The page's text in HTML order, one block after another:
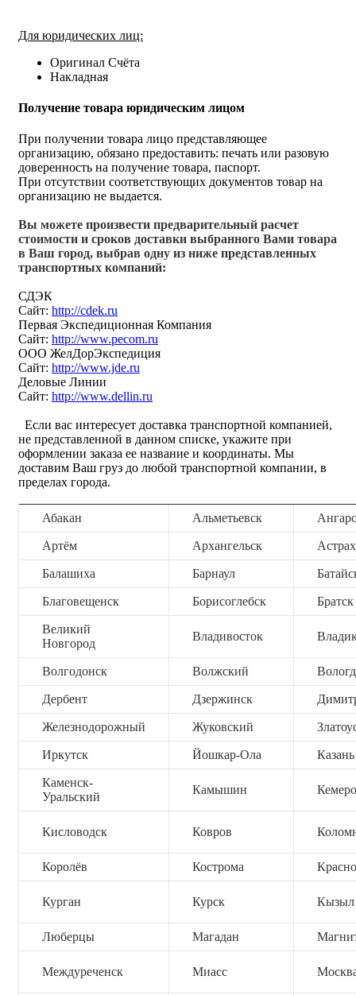
Для юридических лиц:
Оригинал Счёта
Накладная
Получение товара юридическим лицом
При получении товара лицо представляющее
организацию, обязано предоставить: печать или разовую
доверенность на получение товара, паспорт.
При отсутствии соответствующих документов товар на
организацию не выдается.
Вы можете произвести предварительный расчет
стоимости и сроков доставки выбранного Вами товара
в Ваш город, выбрав одну из ниже представленных
транспортных компаний:
СДЭК
Сайт: http://cdek.ru
Первая Экспедиционная Компания
Сайт: http://www.pecom.ru
ООО ЖелДорЭкспедиция
Сайт: http://www.jde.ru
Деловые Линии
Сайт: http://www.dellin.ru
Если вас интересует доставка транспортной компанией,
не представленной в данном списке, укажите при
оформлении заказа ее название и координаты. Мы
доставим Ваш груз до любой транспортной компании, в
пределах города.
Абакан Альметьевск
Артём Архангельск
Балашиха Барнаул
Благовещенск Борисоглебск Братск
Великий
Новгород
Владивосток
Волгодонск Волжский
Дербент Дзержинск
Железнодорожный Жуковский
Иркутск Йошкар-Ола Казань
Каменск-
Уральский
Камышин
Кисловодск Ковров
Королёв Кострома
Курган Курск Кызыл
Люберцы Магадан
Междуреченск Миасс